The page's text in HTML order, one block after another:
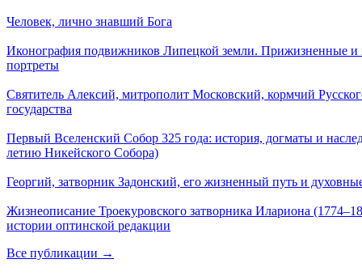
Человек, лично знавший Бога
Иконография подвижников Липецкой земли. Прижизненные и
портреты
Святитель Алексий, митрополит Московский, кормчий
государства
Первый Вселенский Собор 325 года: история, догматы и
летию Никейского Собора)
Георгий, затворник Задонский, его жизненный путь и
Жизнеописание Троекуровского затворника Илариона
истории оптинской редакции
Все публикации →